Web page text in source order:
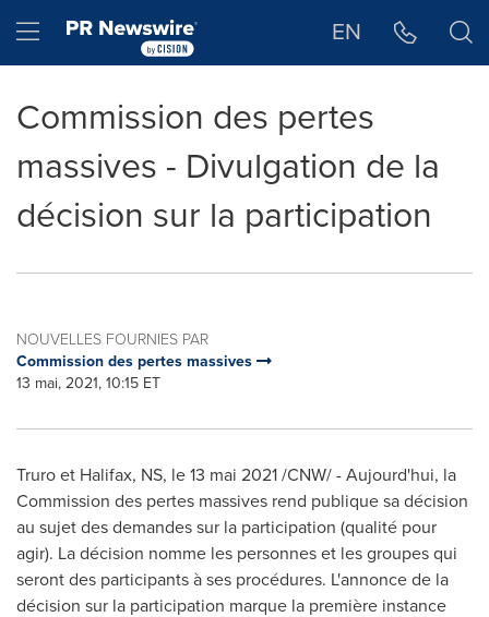
Hamburger menu EN
Commission des pertes
massives - Divulgation de la
décision sur la participation
NOUVELLES FOURNIES PAR
Commission des pertes massives
13 mai, 2021, 10:15 ET
Truroet Halifax, NS, le 13 mai 2021 /CNW/ - Aujourd'hui, la
Commission des pertes massives rend publique sa décision
au sujet des demandes sur la participation (qualité pour
agir). La décision nomme les personnes et les groupes qui
seront des participants à ses procédures. L'annonce de la
décision sur la participation marque la première instance